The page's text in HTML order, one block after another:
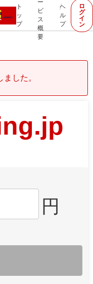
ト
ッ
プ
ー
ビ
ス
概
要
ヘ
ル
プ
ロ
グ
イ
ン
した。
円